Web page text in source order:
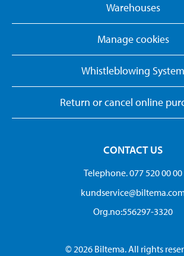
Warehouses
Manage cookies
Whistleblowing System
Return or cancel online
CONTACT US
Telephone. 077 520 00 00
Org.no:556297-3320
© 2026 Biltema. All rights